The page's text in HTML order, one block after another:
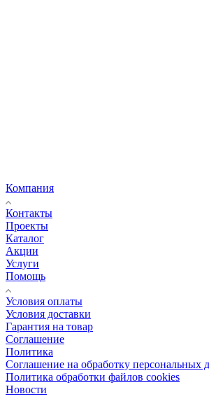
Компания
Контакты
Проекты
Каталог
Акции
Услуги
Помощь
Условия оплаты
Условия доставки
Гарантия на товар
Соглашение
Политика
Соглашение на обработку персональных
Политика обработки файлов cookies
Новости